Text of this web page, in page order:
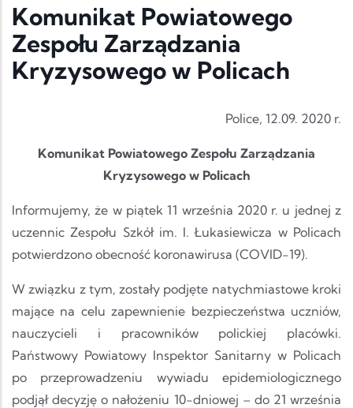
Komunikat Powiatowego
Zespołu Zarządzania
Kryzysowego w Policach
Police, 12.09. 2020 r.
Komunikat Powiatowego Zespołu Zarządzania
Kryzysowego w Policach
Informujemy, że w piątek 11 września 2020 r. u jednej z
uczennic Zespołu Szkół im. I. Łukasiewicza w Policach
potwierdzono obecność koronawirusa (COVID-19).
W związku z tym, zostały podjęte natychmiastowe kroki
mające na celu zapewnienie bezpieczeństwa uczniów,
nauczycieli i pracowników polickiej placówki.
Państwowy Powiatowy Inspektor Sanitarny w Policach
po przeprowadzeniu wywiadu epidemiologicznego
podjął decyzję o nałożeniu 10-dniowej – do 21 września